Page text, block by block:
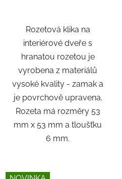
Rozetová klika na
interiérové ​​dveře s
hranatou rozetou je
vyrobena z materiálů
vysoké kvality - zamak a
je povrchově upravena.
Rozeta má rozměry 53
mm x 53 mm a tloušťku
6 mm.